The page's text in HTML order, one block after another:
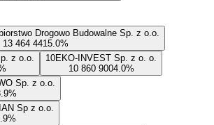
Drogowo Budowalne Sp. z o.o.
13 464 4415.0%
z o.o.
10EKO-INVEST Sp. z o. o.
10 860 9004.0%
Sp. z o.o.
%
Sp z o.o.
%